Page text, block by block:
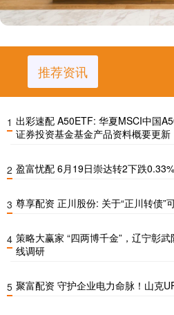
推荐资讯
1 出彩速配 A50ETF: 华夏MSCI中国
证券投资基金基金产品资料概要更新
2 盈富忧配 6月19日崇达转2下跌
3 尊享配资 正川股份: 关于“正川转债”
4 策略大赢家 “四两博千金”，辽宁彰
线调研
5 聚富配资 守护企业电力命脉！山克